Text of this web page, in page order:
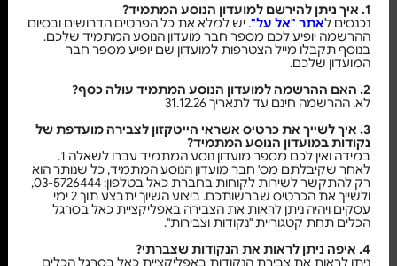
1. איך ניתן להירשם למועדון הנוסע המתמיד?
נכנסים לאתר "אל על". יש למלא את כל הפרטים הדרושים ובסיום
ההרשמה יופיע לכם מספר חבר מועדון הנוסע המתמיד שלכם.
בנוסף תקבלו מייל הצטרפות למועדון שם יופיע מספר חבר
המועדון שלכם.
2. האם ההרשמה למועדון הנוסע המתמיד עולה כסף?
לא, ההרשמה חינם עד לתאריך 31.12.26
3. איך לשייך את כרטיס אשראי הייטקזון לצבירה מועדפת של
נקודות במועדון הנוסע המתמיד?
במידה ואין לכם מספר מועדון נוסע המתמיד עברו לשאלה 1.
לאחר שקיבלתם מס' חבר מועדון הנוסע המתמיד, כל שנותר הוא
רק להתקשר לשירות לקוחות בחברת כאל בטלפון: 03-5726444,
ולשייך את הכרטיס שברשותכם. ביצוע השיוך יתבצע תוך 2 ימי
עסקים ויהיה ניתן לראות את הצבירה באפליקציית כאל בסרגל
הכלים תחת קטגוריית "נקודות וצבירות".
4. איפה ניתן לראות את הנקודות שצברתי?
ניתן לראות את צבירת הנקודות באפליקציית כאל בסרגל הכלים